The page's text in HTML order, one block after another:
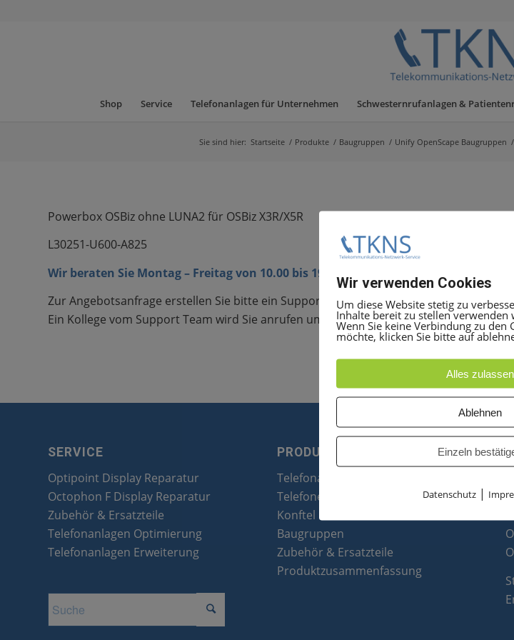
Shop Service Telefonanlagen für Unternehmen Schwesternrufanlagen &
Sie sind hier: Startseite / Produkte / Baugruppen / Unify OpenScape Baugruppen /
Powerbox OSBiz ohne LUNA2 für OSBiz X3R/X5R
L30251-U600-A825
Wir beraten Sie Montag – Freitag von 10.00 bis 19:00 Uhr Uhr unter +49.30.5050 8080
Zur Angebotsanfrage erstellen Sie bitte ein Support TicketAngebot anfordern, geben
Ein Kollege vom Support Team wird Sie anrufen um alles weitere zu besprechen.
SERVICE
Optipoint Display Reparatur
Octophon F Display Reparatur
Zubehör & Ersatzteile
Telefonanlagen Optimierung
Telefonanlagen Erweiterung
PRODUKTE
Telefonanlagen
Telefone
Konftel Konferenztelefone
Baugruppen
Zubehör & Ersatzteile
Produktzusammenfassung
Wir verwenden Cookies
Um diese Website stetig zu
Inhalte bereit zu stellen verwenden
Wenn Sie keine Verbindung zu den
möchte, klicken Sie bitte auf
Alles zulassen
Ablehnen
Einzeln
Datenschutz |